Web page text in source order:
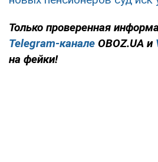
Только проверенная
Telegram-канале OBOZ.UA и
на фейки!